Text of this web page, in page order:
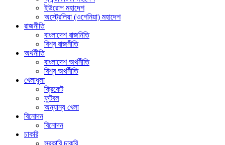
ইউরোপ মহাদেশ
অস্ট্রেলিয়া (ওশেনিয়া) মহাদেশ
রাজনীতি
বাংলাদেশ রাজনিতি
বিশ্ব রাজনীতি
অর্থনীতি
বাংলাদেশ অর্থনীতি
বিশ্ব অর্থনীতি
খেলাধুলা
ক্রিকেট
ফুটবল
অন্যান্য খেলা
বিনোদন
বিনোদন
চাকরি
সরকারি চাকরি